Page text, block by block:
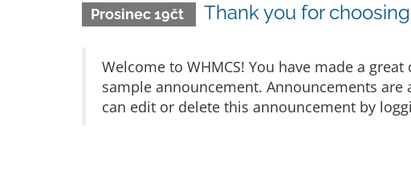
Prosinec 19čt Thank you for
Welcome to WHMCS! You have made a
sample announcement. Announcements
can edit or delete this announcement by